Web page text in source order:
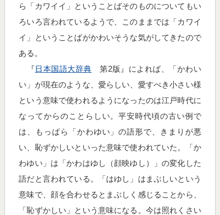
ら「カワイイ」ということばそのものについてもい
ろいろ言われているようで、このままでは「カワイ
イ」ということばがかわいそうな気がしてきたので
ある。
『 日本国語大辞典 第2版』によれば、「かわい
い」が現在のような、愛らしい、愛すべき小さい様
という意味で使われるようになったのは江戸時代に
なってからのことらしい。平安時代頃の古い例で
は、もっぱら「かわゆい」の語形で、きまりが悪
い、恥ずかしいといった意味で使われていた。「か
わゆい」は「かわはゆし（顔映ゆし）」の変化した
語だと言われている。「はゆし」はまぶしいという
意味で、顔を合わせるとまぶしく感じることから、
「恥ずかしい」という意味になる。今は照れくさい